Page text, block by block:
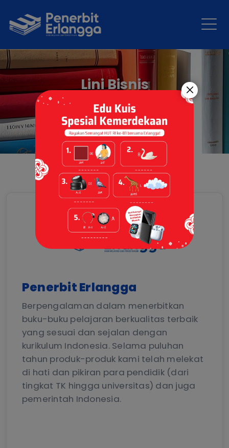
Lini Bisnis
Penerbit Erlangga
Berpengalaman dalam menerbitkan
buku-buku pelajaran berkualitas terbaik
yang sesuai dan sejalan dengan
kurikulum Indonesia. Selama puluhan
tahun produk-produk kami telah melekat
di hati dan pikiran para pendidik (dari
tingkat TK hingga universitas) dan juga
pemerintah Indonesia.